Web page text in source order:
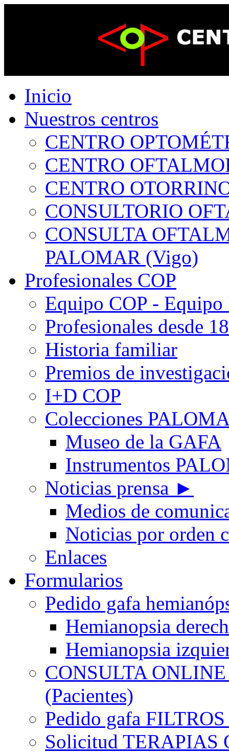
Inicio
Nuestros centros
CENTRO
CENTRO
CENTRO
CONSULTORIO
CONSULTA
PALOMAR (Vigo)
Profesionales COP
Equipo COP -
Profesionales desde
Historia familiar
Premios de
I+D COP
Colecciones
Museo de la GAFA
Instrumentos
Noticias prensa ►
Medios de
Noticias por orden
Enlaces
Formularios
Pedido gafa
Hemianopsia
Hemianopsia
CONSULTA
(Pacientes)
Pedido gafa
Solicitud TERAPIAS